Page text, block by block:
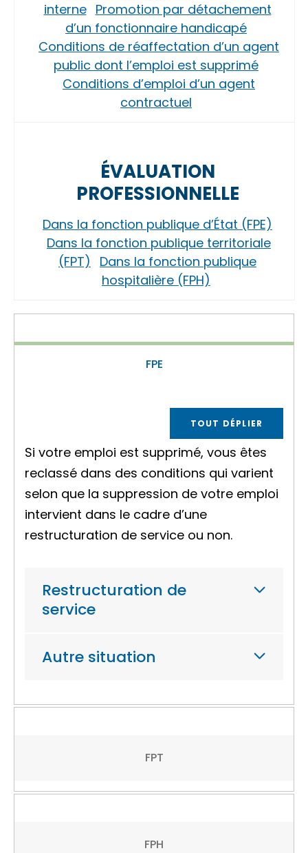
interne Promotion par détachement
d’un fonctionnaire handicapé
Conditions de réaffectation d’un agent
public dont l’emploi est supprimé
Conditions d’emploi d’un agent
contractuel
ÉVALUATION
PROFESSIONNELLE
Dans la fonction publique d’État (FPE)
Dans la fonction publique territoriale
(FPT)
Dans la fonction publique
hospitalière (FPH)
FPE
TOUT DÉPLIER
Si votre emploi est supprimé, vous êtes
reclassé dans des conditions qui varient
selon que la suppression de votre emploi
intervient dans le cadre d’une
restructuration de service ou non.
Restructuration de
service
Autre situation
FPT
FPH